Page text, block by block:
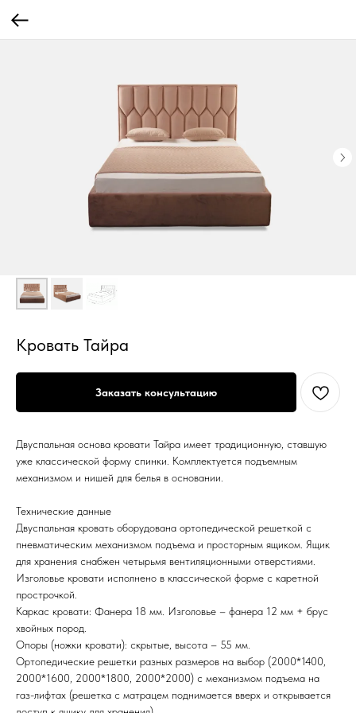
Кровать Тайра
Заказать консультацию
Двуспальная основа кровати Тайра имеет традиционную, ставшую
уже классической форму спинки. Комплектуется подъемным
механизмом и нишей для белья в основании.
Технические данные
Двуспальная кровать оборудована ортопедической решеткой с
пневматическим механизмом подъема и просторным ящиком. Ящик
для хранения снабжен четырьмя вентиляционными отверстиями.
Изголовье кровати исполнено в классической форме с каретной
прострочкой.
Каркас кровати: Фанера 18 мм. Изголовье – фанера 12 мм + брус
хвойных пород.
Опоры (ножки кровати): скрытые, высота – 55 мм.
Ортопедические решетки разных размеров на выбор (2000*1400,
2000*1600, 2000*1800, 2000*2000) с механизмом подъема на
газ-лифтах (решетка с матрацем поднимается вверх и открывается